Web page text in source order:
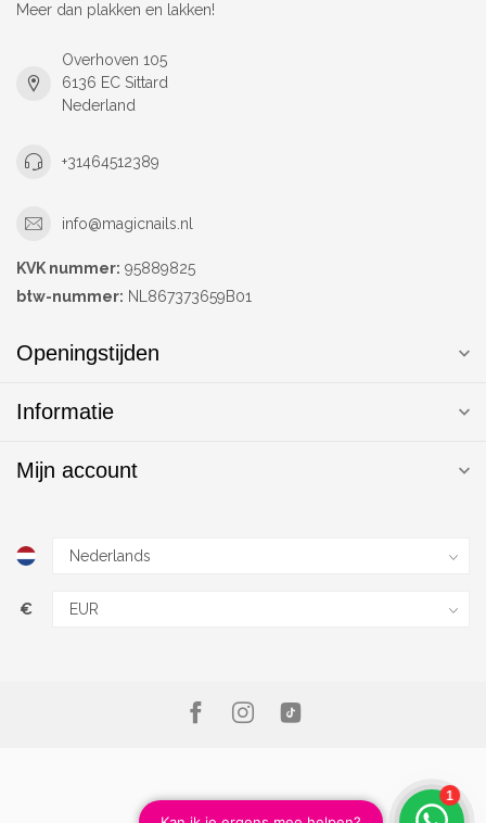
Meer dan plakken en lakken!
Overhoven 105
6136 EC Sittard
Nederland
+31464512389
info@magicnails.nl
KVK nummer: 95889825
btw-nummer: NL867373659B01
Openingstijden
Informatie
Mijn account
€